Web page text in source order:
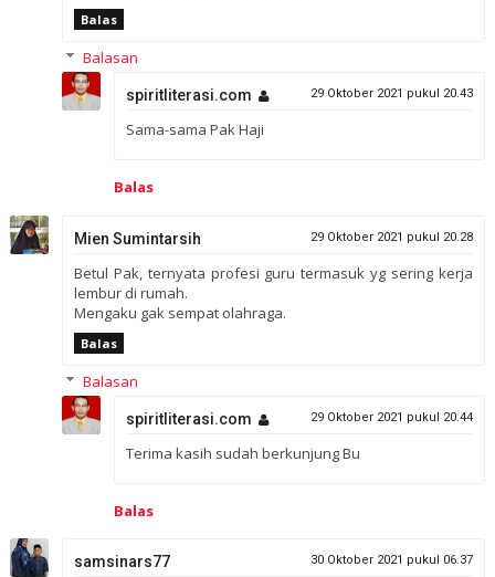
Balas
Balasan
spiritliterasi.com 29 Oktober 2021 pukul 20.43
Sama-sama Pak Haji
Balas
Mien Sumintarsih 29 Oktober 2021 pukul 20.28
Betul Pak, ternyata profesi guru termasuk yg sering kerja
lembur di rumah.
Mengaku gak sempat olahraga.
Balas
Balasan
spiritliterasi.com 29 Oktober 2021 pukul 20.44
Terima kasih sudah berkunjung Bu
Balas
samsinars77 30 Oktober 2021 pukul 06.37